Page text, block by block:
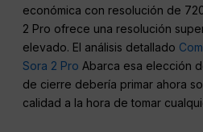
económica con resolución de
2 Pro ofrece una resolución
elevado. El análisis detallado
Sora 2 Pro Abarca esa elección
de cierre debería primar ahora
calidad a la hora de tomar